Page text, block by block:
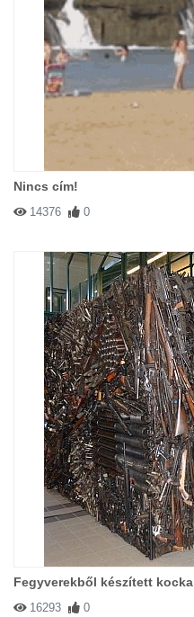
Nincs cím!
14376 0
Fegyverekből készített kocka
16293 0